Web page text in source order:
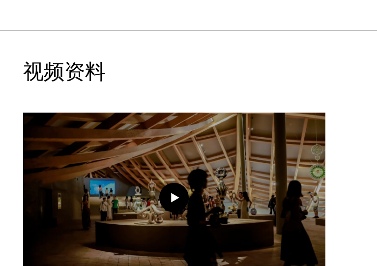
两位艺术家因驻留而熟识，创作实践均围绕物质的流转与创伤经验展开：曹舒
殖民贸易及离散经历相关的历史创伤。“水底火焰”构建了两个彼此回应、互为
镜像的场景，这些场景源起于陶瓷的生产、烧制过程中五行的演变与转化，也
造等，最终落脚于对神怪图像、神话传说生成机制的大胆推演。
林从欣的近期创作深入探究了多元物质材料如何塑造历史与当代贸易模式、劳
动实践及地缘政治格局的演变轨迹。由UCCA特别委任创作，林从欣在本次展
览中以“铁”与“火”为核心意象，构建了一座巨型龙形装置——《世界魂灵（铁
衔尾蛇）》（2025），融合了宜兴传统龙窑的造型与象征永恒循环的衔尾蛇
意象——蛇噬其尾，喻示循环而非线性的时间维度。《世界魂灵（铁衔尾
蛇）》聚焦赋予宜兴紫砂独特绛紫色泽的铁元素，由含氧化铁的宜兴陶土制
成，部分经过烧制，部分则是生陶坯。造型昭示了宜兴作为紫砂器制造中心的
商业史脉络，其铁元素既象征人类意志力量，同时又是构成躯体的矿物成分，
视频资料